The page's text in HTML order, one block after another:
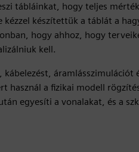
tábláinkat, hogy teljes
kézzel készítettük a táblát a
hogy ahhoz, hogy
kell.
kábelezést, áramlásszimulációt
használ a fizikai modell
egyesíti a vonalakat, és a